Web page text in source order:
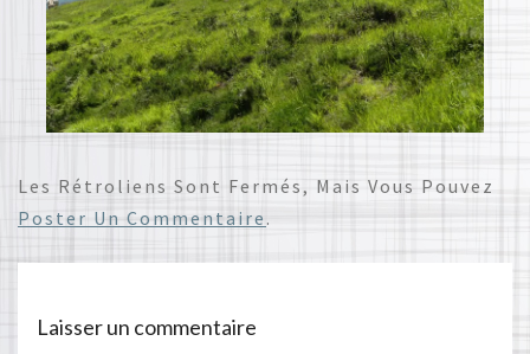
Les Rétroliens Sont Fermés, Mais Vous Pouvez
Poster Un Commentaire .
Laisser un commentaire